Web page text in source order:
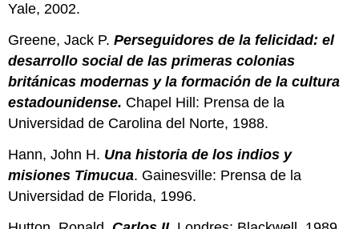
Yale, 2002.
Greene, Jack P.Perseguidores de la felicidad: el
desarrollo social de las primeras colonias
británicas modernas y la formación de la cultura
estadounidense. Chapel Hill: Prensa de la
Universidad de Carolina del Norte, 1988.
Hann, John H. Una historia de los indios y
misiones Timucua. Gainesville: Prensa de la
Universidad de Florida, 1996.